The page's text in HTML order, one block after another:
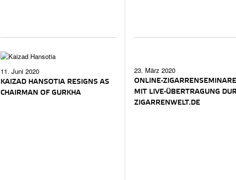
11. Juni 2020
KAIZAD HANSOTIA RESIGNS AS
CHAIRMAN OF GURKHA
23. März 2020
ONLINE-ZIGARRENSEMINARE
MIT LIVE-ÜBERTRAGUNG
ZIGARRENWELT.DE